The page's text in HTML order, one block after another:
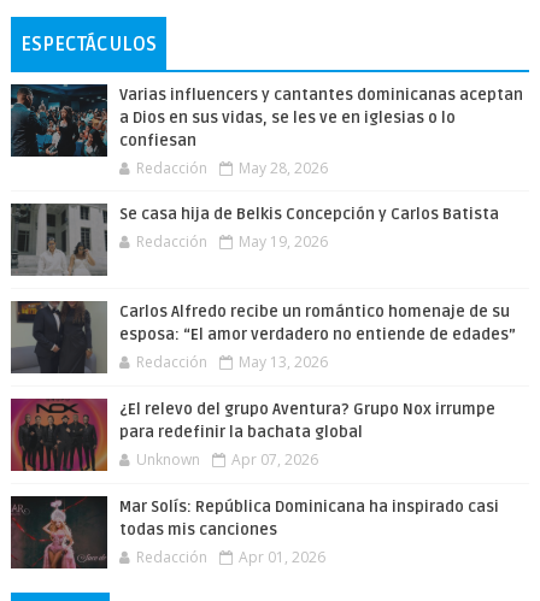
ESPECTÁCULOS
Varias influencers y cantantes dominicanas aceptan
a Dios en sus vidas, se les ve en iglesias o lo
confiesan
Redacción May 28, 2026
Se casa hija de Belkis Concepción y Carlos Batista
Redacción May 19, 2026
Carlos Alfredo recibe un romántico homenaje de su
esposa: “El amor verdadero no entiende de edades”
Redacción May 13, 2026
¿El relevo del grupo Aventura? Grupo Nox irrumpe
para redefinir la bachata global
Unknown Apr 07, 2026
Mar Solís: República Dominicana ha inspirado casi
todas mis canciones
Redacción Apr 01, 2026